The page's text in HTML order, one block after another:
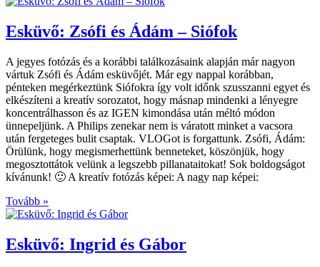
Esküvő: Zsófi és Ádám – Siófok
A jegyes fotózás és a korábbi találkozásaink alapján már nagyon
vártuk Zsófi és Ádám esküvőjét. Már egy nappal korábban,
pénteken megérkeztünk Siófokra így volt időnk szusszanni egyet és
elkészíteni a kreatív sorozatot, hogy másnap mindenki a lényegre
koncentrálhasson és az IGEN kimondása után méltó módon
ünnepeljünk. A Philips zenekar nem is váratott minket a vacsora
után fergeteges bulit csaptak. VLOGot is forgattunk. Zsófi, Ádám:
Örülünk, hogy megismerhettünk benneteket, köszönjük, hogy
megosztottátok velünk a legszebb pillanataitokat! Sok boldogságot
kívánunk! 🙂 A kreatív fotózás képei: A nagy nap képei:
Tovább »
Esküvő: Ingrid és Gábor